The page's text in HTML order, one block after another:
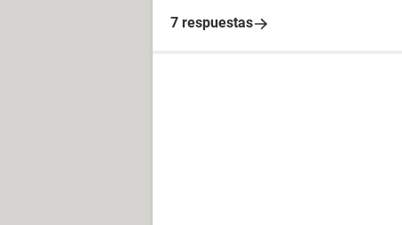
7 respuestas